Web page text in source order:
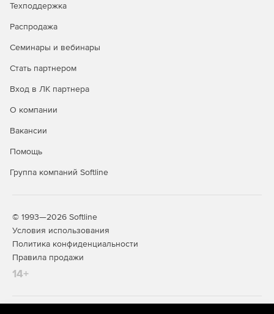
Техподдержка
Распродажа
Семинары и вебинары
Стать партнером
Вход в ЛК партнера
О компании
Вакансии
Помощь
Группа компаний Softline
© 1993—2026 Softline
Условия использования
Политика конфиденциальности
Правила продажи
14+